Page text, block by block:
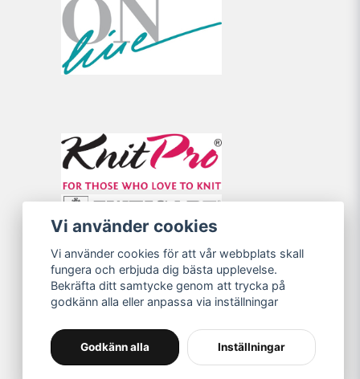
Vi använder cookies
Vi använder cookies för att vår webbplats skall
fungera och erbjuda dig bästa upplevelse.
Bekräfta ditt samtycke genom att trycka på
godkänn alla eller anpassa via inställningar
Godkänn alla Inställningar